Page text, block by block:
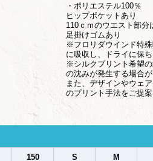
・ポリエステル100％
ヒップポケットあり
110ｃｍのウエスト部分
足掛けゴムあり
※フロリダウインド特
に吸収し、ドライに保ち
※シルクプリント希望
の沈みが発生する場合
また、デザインやウェ
のプリント手法をご提
150 S M